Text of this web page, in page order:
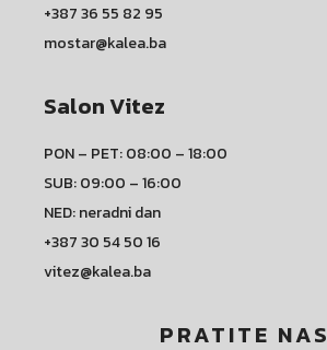
+387 36 55 82 95
mostar@kalea.ba
Salon Vitez
PON – PET: 08:00 – 18:00
SUB: 09:00 – 16:00
NED: neradni dan
+387 30 54 50 16
vitez@kalea.ba
PRATITE NAS